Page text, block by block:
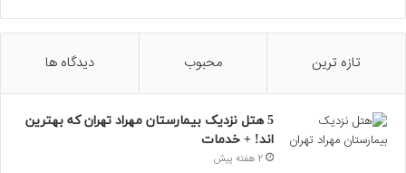
تازه ترین محبوب دیدگاه ها
5 هتل نزدیک بیمارستان مهراد تهران که بهترین‌
اند! + خدمات
2 هفته پیش